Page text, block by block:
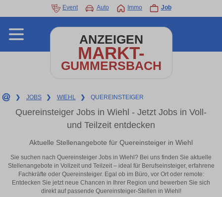
Event Auto Immo Job
ANZEIGEN
MARKT-
GUMMERSBACH
❯ JOBS ❯ WIEHL ❯ QUEREINSTEIGER
Quereinsteiger Jobs in Wiehl - Jetzt Jobs in Voll-
und Teilzeit entdecken
Aktuelle Stellenangebote für Quereinsteiger in Wiehl
Sie suchen nach Quereinsteiger Jobs in Wiehl? Bei uns finden Sie aktuelle
Stellenangebote in Vollzeit und Teilzeit – ideal für Berufseinsteiger, erfahrene
Fachkräfte oder Quereinsteiger. Egal ob im Büro, vor Ort oder remote:
Entdecken Sie jetzt neue Chancen in Ihrer Region und bewerben Sie sich
direkt auf passende Quereinsteiger-Stellen in Wiehl!